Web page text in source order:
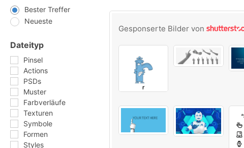
Bester Treffer
Neueste
Dateityp
Pinsel
Actions
PSDs
Muster
Farbverläufe
Texturen
Symbole
Formen
Styles
Gesponserte Bilder von